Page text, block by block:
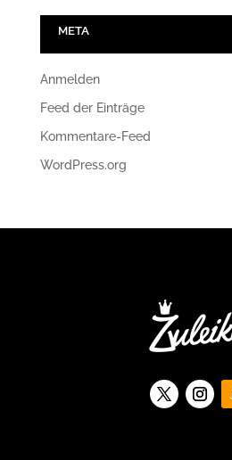
META
Anmelden
Feed der Einträge
Kommentare-Feed
WordPress.org